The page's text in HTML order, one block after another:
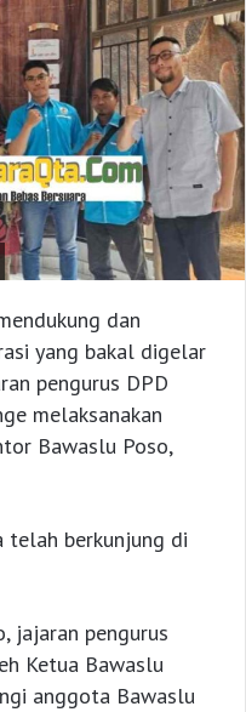
dan
yang bakal digelar
pengurus DPD
melaksanakan
Bawaslu Poso,
telah berkunjung di
jajaran pengurus
Ketua Bawaslu
anggota Bawaslu